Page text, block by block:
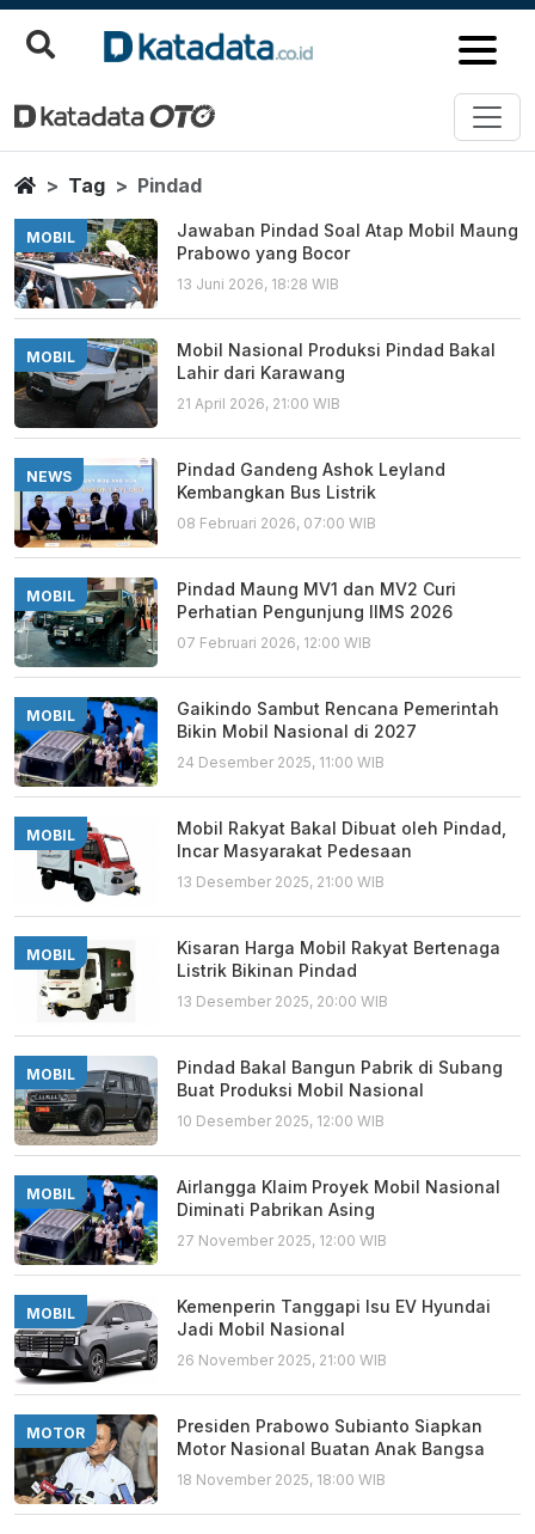
Pindad
Berita Terbaru
HomeTag Pindad
MOBIL
Jawaban Pindad Soal Atap Mobil Maung
Prabowo yang Bocor
13 Juni 2026, 18:28 WIB
MOBIL
Mobil Nasional Produksi Pindad Bakal
Lahir dari Karawang
21 April 2026, 21:00 WIB
NEWS
Pindad Gandeng Ashok Leyland
Kembangkan Bus Listrik
08 Februari 2026, 07:00 WIB
MOBIL
Pindad Maung MV1 dan MV2 Curi
Perhatian Pengunjung IIMS 2026
07 Februari 2026, 12:00 WIB
MOBIL
Gaikindo Sambut Rencana Pemerintah
Bikin Mobil Nasional di 2027
24 Desember 2025, 11:00 WIB
MOBIL
Mobil Rakyat Bakal Dibuat oleh Pindad,
Incar Masyarakat Pedesaan
13 Desember 2025, 21:00 WIB
MOBIL
Kisaran Harga Mobil Rakyat Bertenaga
Listrik Bikinan Pindad
13 Desember 2025, 20:00 WIB
MOBIL
Pindad Bakal Bangun Pabrik di Subang
Buat Produksi Mobil Nasional
10 Desember 2025, 12:00 WIB
MOBIL
Airlangga Klaim Proyek Mobil Nasional
Diminati Pabrikan Asing
27 November 2025, 12:00 WIB
MOBIL
Kemenperin Tanggapi Isu EV Hyundai
Jadi Mobil Nasional
26 November 2025, 21:00 WIB
MOTOR
Presiden Prabowo Subianto Siapkan
Motor Nasional Buatan Anak Bangsa
18 November 2025, 18:00 WIB